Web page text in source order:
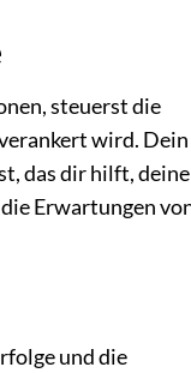
steuerst die
wird. Dein
das dir hilft, deine
Erwartungen
und die